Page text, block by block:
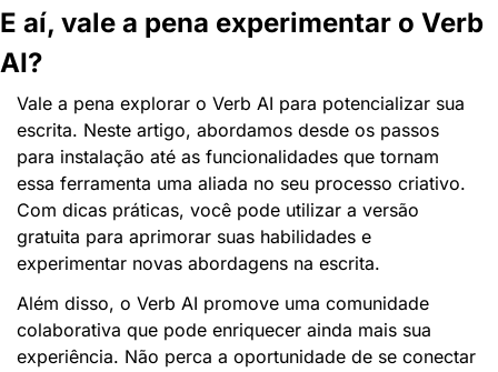
E aí, vale a pena experimentar o Verb
AI?
Vale a pena explorar o Verb AI para potencializar sua
escrita. Neste artigo, abordamos desde os passos
para instalação até as funcionalidades que tornam
essa ferramenta uma aliada no seu processo criativo.
Com dicas práticas, você pode utilizar a versão
gratuita para aprimorar suas habilidades e
experimentar novas abordagens na escrita.
Além disso, o Verb AI promove uma comunidade
colaborativa que pode enriquecer ainda mais sua
experiência. Não perca a oportunidade de se conectar